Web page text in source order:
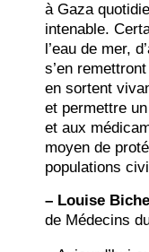
à Gaza
intenable.
l’eau de mer,
s’en
en sortent
et permettre
et aux
moyen de
populations
– Louise
de Médecins